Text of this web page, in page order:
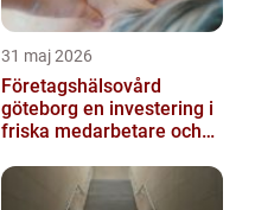
31 maj 2026
Företagshälsovård
göteborg en investering i
friska medarbetare och